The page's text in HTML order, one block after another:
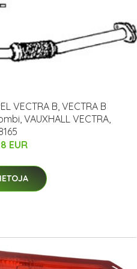
VECTRA B, VECTRA B
VAUXHALL VECTRA,
EUR